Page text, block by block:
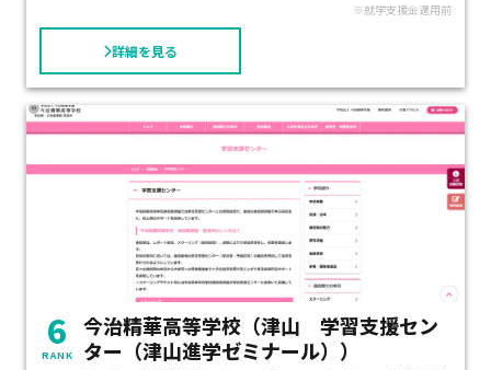
※就学支援金適用前
詳細を見る
6
RANK
今治精華高等学校（津山 学習支援セン
ター（津山進学ゼミナール））